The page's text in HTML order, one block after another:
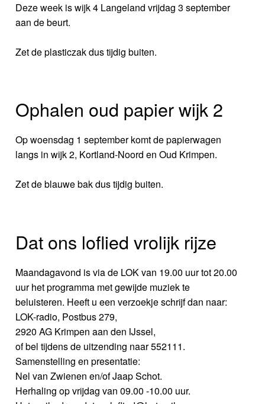
Deze week is wijk 4 Langeland vrijdag 3 september
aan de beurt.
Zet de plasticzak dus tijdig buiten.
Ophalen oud papier wijk 2
Op woensdag 1 september komt de papierwagen
langs in wijk 2, Kortland-Noord en Oud Krimpen.
Zet de blauwe bak dus tijdig buiten.
Dat ons loflied vrolijk rijze
Maandagavond is via de LOK van 19.00 uur tot 20.00
uur het programma met gewijde muziek te
beluisteren. Heeft u een verzoekje schrijf dan naar:
LOK-radio, Postbus 279,
2920 AG Krimpen aan den IJssel,
of bel tijdens de uitzending naar 552111.
Samenstelling en presentatie:
Nel van Zwienen en/of Jaap Schot.
Herhaling op vrijdag van 09.00 -10.00 uur.